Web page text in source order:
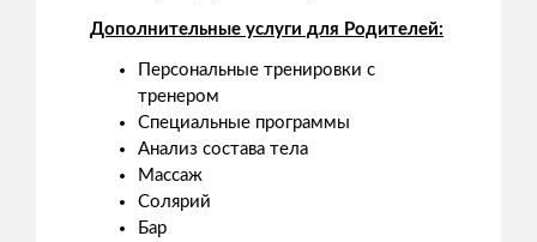
Дополнительные услуги для Родителей:
Персональные тренировки с
тренером
Специальные программы
Анализ состава тела
Массаж
Солярий
Бар